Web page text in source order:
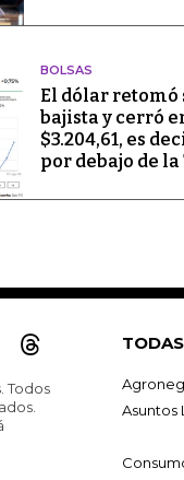
BOLSAS
El dólar retomó
bajista y cerró
$3.204,61, es
por debajo de la
Todos
Asuntos